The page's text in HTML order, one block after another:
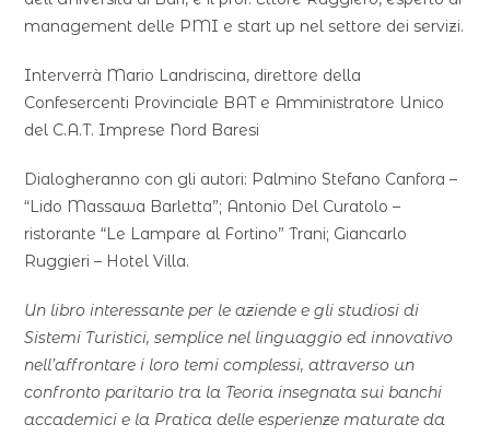
management delle PMI e start up nel settore dei servizi.
Interverrà Mario Landriscina, direttore della
Confesercenti Provinciale BAT e Amministratore Unico
del C.A.T. Imprese Nord Baresi
Dialogheranno con gli autori: Palmino Stefano Canfora –
“Lido Massawa Barletta”; Antonio Del Curatolo –
ristorante “Le Lampare al Fortino” Trani; Giancarlo
Ruggieri – Hotel Villa.
Un libro interessante per le aziende e gli studiosi di
Sistemi Turistici, semplice nel linguaggio ed innovativo
nell’affrontare i loro temi complessi, attraverso un
confronto paritario tra la Teoria insegnata sui banchi
accademici e la Pratica delle esperienze maturate da